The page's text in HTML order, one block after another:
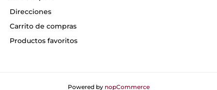
Direcciones
Carrito de compras
Productos favoritos
Powered by nopCommerce